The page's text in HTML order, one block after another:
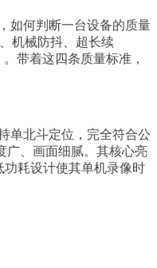
如何判断一台设备的质量
机械防抖、超长续
带着这四条质量标准，
单北斗定位，完全符合公
广、画面细腻。其核心亮
耗设计使其单机录像时